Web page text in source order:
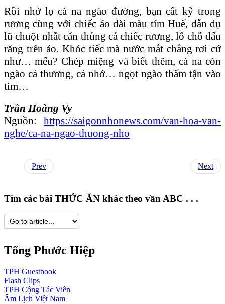
Rồi nhớ lọ cà na ngào đường, bạn cất kỹ trong
rương cùng với chiếc áo dài màu tím Huế, dẫn dụ
lũ chuột nhắt cắn thủng cả chiếc rương, lỗ chỗ dấu
răng trên áo. Khóc tiếc mà nước mắt chẳng rơi cứ
như… mếu? Chép miệng và biết thêm, cà na còn
ngào cả thương, cả nhớ… ngọt ngào thấm tận vào
tim…
Trần Hoàng Vy
Nguồn: https://saigonnhonews.com/van-hoa-van-
nghe/ca-na-ngao-thuong-nho
Prev Next
Tìm các bài THỨC ĂN khác theo vần ABC . . .
Tống Phước Hiệp
TPH Guestbook
Flash Clips
TPH Cộng Tác Viên
Âm Lịch Việt Nam